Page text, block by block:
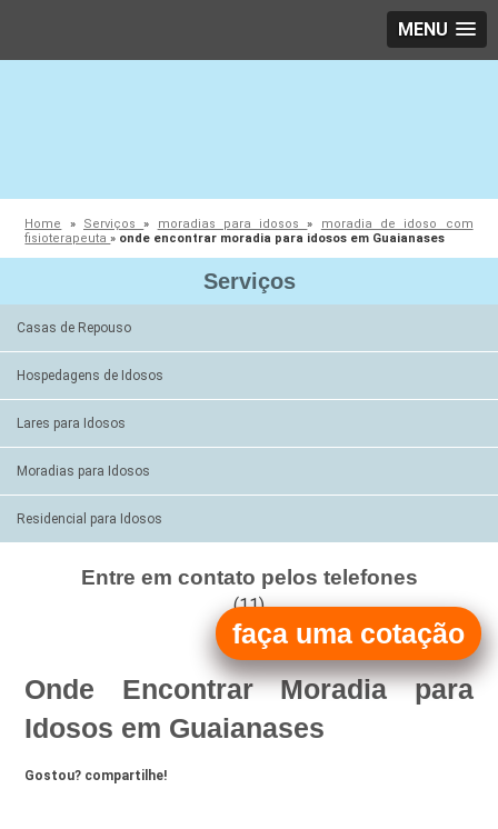
MENU
Home » Serviços» moradias para idosos» moradia de idoso com
fisioterapeuta» onde encontrar moradia para idosos em Guaianases
Serviços
Casas de Repouso
Hospedagens de Idosos
Lares para Idosos
Moradias para Idosos
Residencial para Idosos
Entre em contato pelos telefones
(11)
(11)
Onde Encontrar Moradia para
Idosos em Guaianases
Gostou? compartilhe!
faça uma cotação